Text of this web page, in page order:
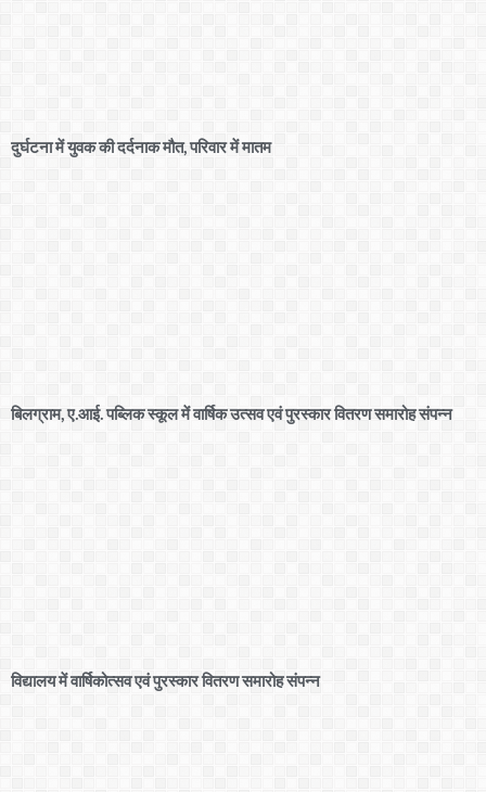
दुर्घटना में युवक की दर्दनाक मौत, परिवार में मातम
बिलग्राम, ए.आई. पब्लिक स्कूल में वार्षिक उत्सव एवं पुरस्कार वितरण समारोह संपन्न
विद्यालय में वार्षिकोत्सव एवं पुरस्कार वितरण समारोह संपन्न